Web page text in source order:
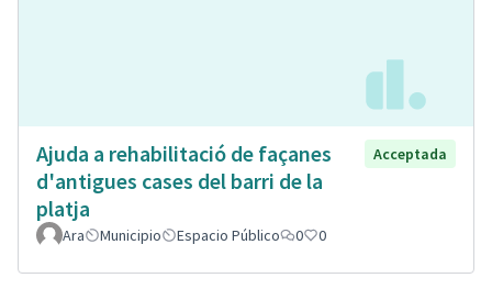
Ajuda a rehabilitació de façanes
d'antigues cases del barri de la
platja
Acceptada
Ara Municipio Espacio Público 0 0